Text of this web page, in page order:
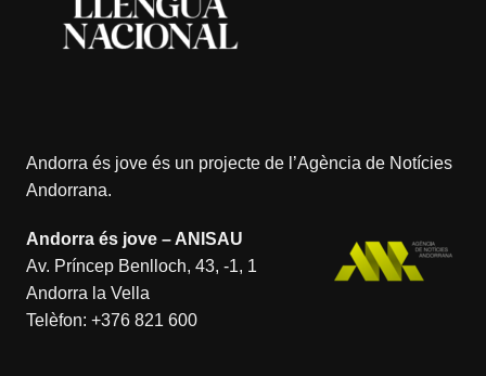
Andorra és jove és un projecte de l’Agència de Notícies
Andorrana.
Andorra és jove – ANISAU
Av. Príncep Benlloch, 43, -1, 1
Andorra la Vella
Telèfon: +376 821 600